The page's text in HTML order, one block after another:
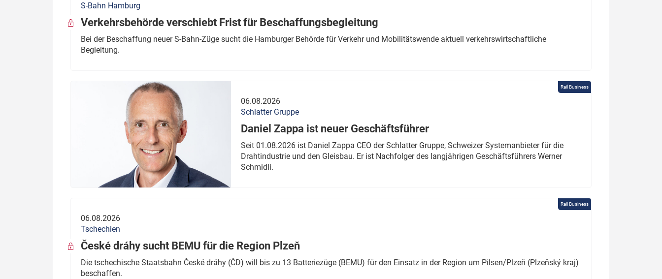
S-Bahn Hamburg
Verkehrsbehörde verschiebt Frist für Beschaffungsbegleitung
Bei der Beschaffung neuer S-Bahn-Züge sucht die Hamburger Behörde für Verkehr und Mobilitätswende aktuell verkehrswirtschaftliche
Begleitung.
Rail Business
06.08.2026
Schlatter Gruppe
Daniel Zappa ist neuer Geschäftsführer
Seit 01.08.2026 ist Daniel Zappa CEO der Schlatter Gruppe, Schweizer Systemanbieter für die
Drahtindustrie und den Gleisbau. Er ist Nachfolger des langjährigen Geschäftsführers Werner
Schmidli.
Rail Business
06.08.2026
Tschechien
České dráhy sucht BEMU für die Region Plzeň
Die tschechische Staatsbahn České dráhy (ČD) will bis zu 13 Batteriezüge (BEMU) für den Einsatz in der Region um Pilsen/Plzeň (Plzeňský kraj)
beschaffen.